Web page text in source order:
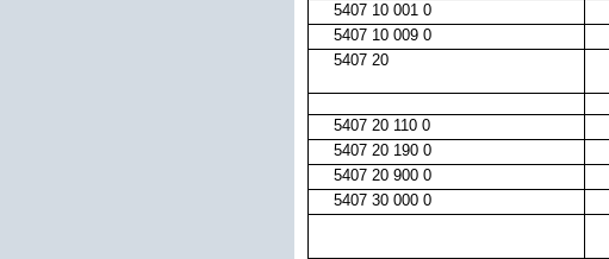
5407 10 001 0
5407 10 009 0
5407 20
5407 20 110 0
5407 20 190 0
5407 20 900 0
5407 30 000 0